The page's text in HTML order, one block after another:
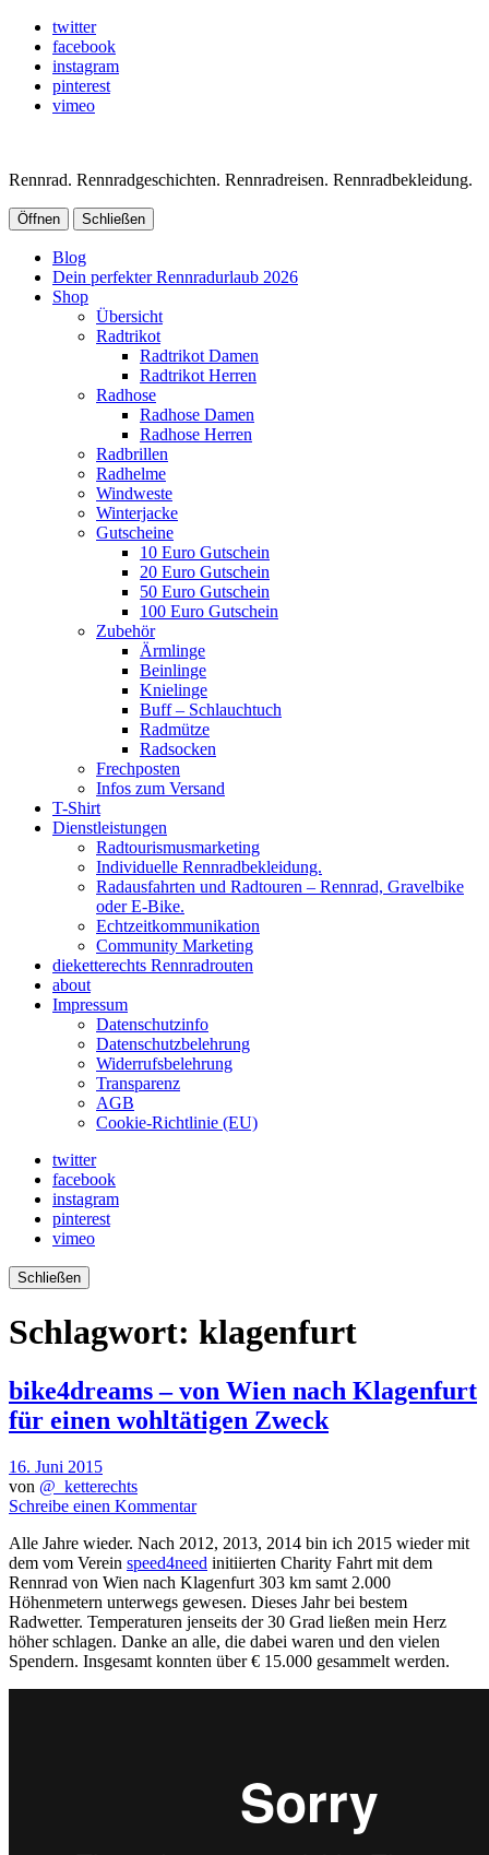
twitter
facebook
instagram
pinterest
vimeo
Rennrad. Rennradgeschichten. Rennradreisen. Rennradbekleidung.
Öffnen Schließen
Blog
Dein perfekter Rennradurlaub 2026
Shop
Übersicht
Radtrikot
Radtrikot Damen
Radtrikot Herren
Radhose
Radhose Damen
Radhose Herren
Radbrillen
Radhelme
Windweste
Winterjacke
Gutscheine
10 Euro Gutschein
20 Euro Gutschein
50 Euro Gutschein
100 Euro Gutschein
Zubehör
Ärmlinge
Beinlinge
Knielinge
Buff – Schlauchtuch
Radmütze
Radsocken
Frechposten
Infos zum Versand
T-Shirt
Dienstleistungen
Radtourismusmarketing
Individuelle Rennradbekleidung.
Radausfahrten und Radtouren – Rennrad, Gravelbike
oder E-Bike.
Echtzeitkommunikation
Community Marketing
dieketterechts Rennradrouten
about
Impressum
Datenschutzinfo
Datenschutzbelehrung
Widerrufsbelehrung
Transparenz
AGB
Cookie-Richtlinie (EU)
twitter
facebook
instagram
pinterest
vimeo
Schließen
Schlagwort: klagenfurt
bike4dreams – von Wien nach Klagenfurt
für einen wohltätigen Zweck
16. Juni 2015
von @_ketterechts
Schreibe einen Kommentar
Alle Jahre wieder. Nach 2012, 2013, 2014 bin ich 2015 wieder mit
dem vom Verein speed4need initiierten Charity Fahrt mit dem
Rennrad von Wien nach Klagenfurt 303 km samt 2.000
Höhenmetern unterwegs gewesen. Dieses Jahr bei bestem
Radwetter. Temperaturen jenseits der 30 Grad ließen mein Herz
höher schlagen. Danke an alle, die dabei waren und den vielen
Spendern. Insgesamt konnten über € 15.000 gesammelt werden.